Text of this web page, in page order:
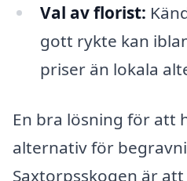
Val av florist:
gott rykte kan
priser än lokala
En bra lösning för att
alternativ för
Saxtorpsskogen är